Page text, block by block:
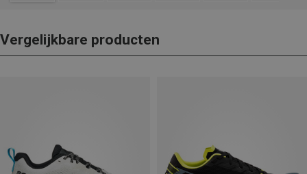
Vergelijkbare producten